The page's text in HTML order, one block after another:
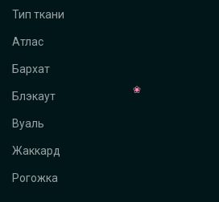
Тип ткани
Атлас
Бархат
Блэкаут
Вуаль
Жаккард
Рогожка